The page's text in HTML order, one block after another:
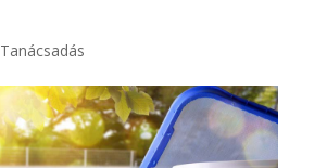
Tanácsadás